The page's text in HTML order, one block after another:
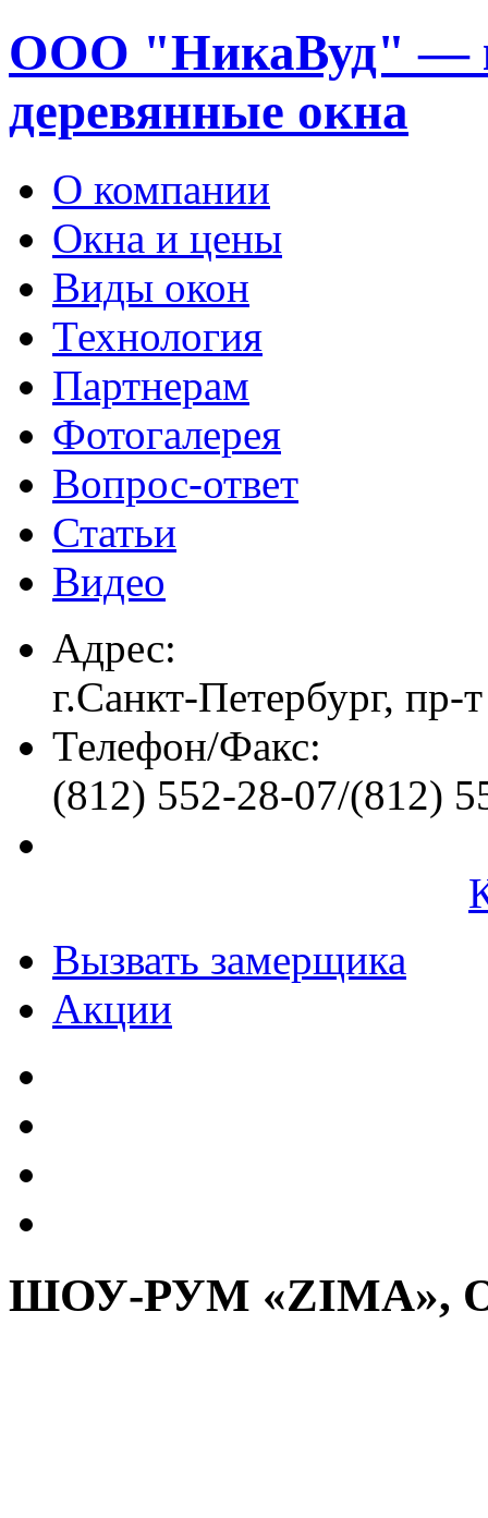
ООО "НикаВуд" —
деревянные окна
О компании
Окна и цены
Виды окон
Технология
Партнерам
Фотогалерея
Вопрос-ответ
Статьи
Видео
Адрес:
г.Санкт-Петербург, пр-
Телефон/Факс:
(812) 552-28-07/(812)
Вызвать замерщика
Акции
ШОУ-РУМ «ZIMA»,